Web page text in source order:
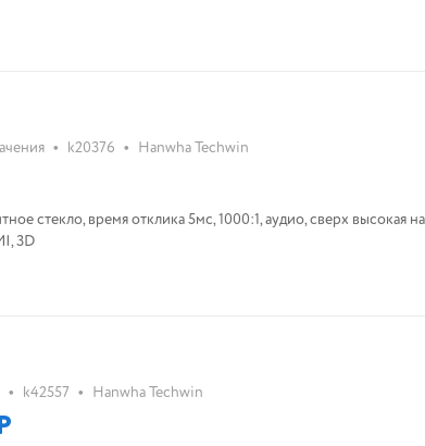
• k20376 • Hanwha Techwin
стекло, время отклика 5мс, 1000:1, аудио, сверх высокая
3D
• k42557 • Hanwha Techwin